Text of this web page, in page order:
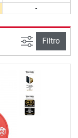
-
Busqueda
Filtro